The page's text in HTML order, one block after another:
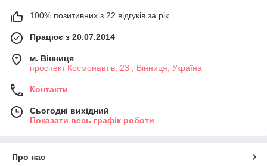
100% позитивних з 22 відгуків за рік
Працює з 20.07.2014
м. Вінниця
проспект Космонавтів, 23 , Вінниця, Україна
Контакти
Сьогодні вихідний
Показати весь графік роботи
Про нас